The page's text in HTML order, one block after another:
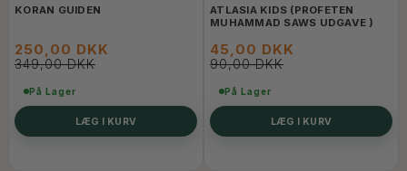
KORAN GUIDEN
250,00 DKK
349,00 DKK
På Lager
LÆG I KURV
ATLASIA KIDS (PROFETEN
MUHAMMAD SAWS UDGAVE )
45,00 DKK
90,00 DKK
På Lager
LÆG I KURV